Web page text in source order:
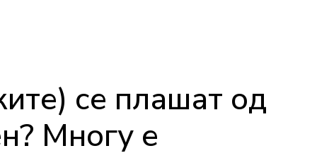
се плашат од
Многу е